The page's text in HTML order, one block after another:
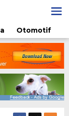
Otomotif